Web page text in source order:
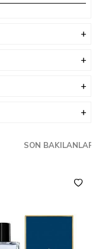
SON BAKILANLAR